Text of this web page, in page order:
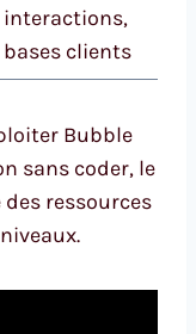
interactions,
bases clients
Bubble
sans coder, le
ressources